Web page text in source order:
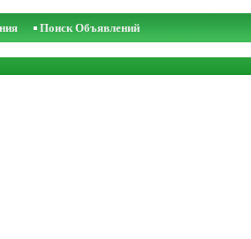
Поиск Объявлений